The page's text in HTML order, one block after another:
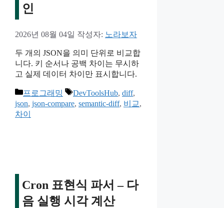
인
2026년 08월 04일 작성자: 노라보자
두 개의 JSON을 의미 단위로 비교합
니다. 키 순서나 공백 차이는 무시하
고 실제 데이터 차이만 표시합니다.
카
테
고
프로그래밍
태
그
DevToolsHub, diff,
json, json-compare, semantic-diff, 비교,
차이
Cron 표현식 파서 – 다
음 실행 시각 계산